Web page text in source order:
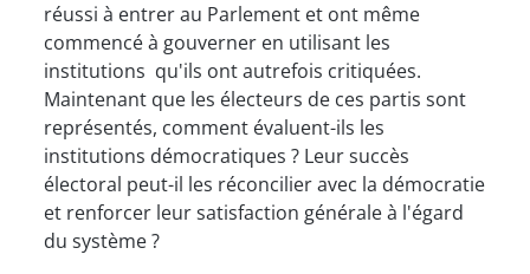
réussi à entrer au Parlement et ont même
commencé à gouverner en utilisant les
institutions qu'ils ont autrefois critiquées.
Maintenant que les électeurs de ces partis sont
représentés, comment évaluent-ils les
institutions démocratiques ? Leur succès
électoral peut-il les réconcilier avec la démocratie
et renforcer leur satisfaction générale à l'égard
du système ?